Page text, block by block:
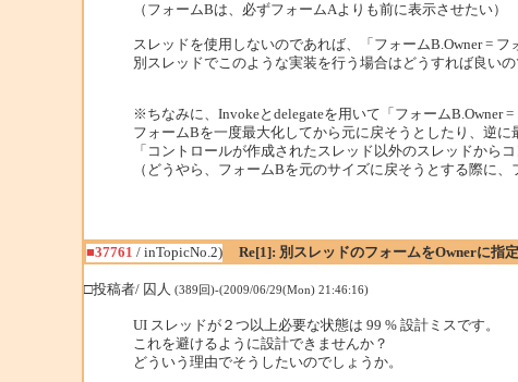
（フォームBは、必ずフォームAよりも前に表示させたい）
スレッドを使用しないのであれば、「フォームB.Owner = フ
別スレッドでこのような実装を行う場合はどうすれば良いの
※ちなみに、Invokeとdelegateを用いて「フォームB.Owner
フォームBを一度最大化してから元に戻そうとしたり、逆
「コントロールが作成されたスレッド以外のスレッドから
（どうやら、フォームBを元のサイズに戻そうとする際に
■37761 / inTopicNo.2)
Re[1]: 別スレッドのフォームをOwnerに指
□投稿者/ 囚人 (389回)-(2009/06/29(Mon) 21:46:16)
UI スレッドが２つ以上必要な状態は 99 % 設計ミスです。
これを避けるように設計できませんか？
どういう理由でそうしたいのでしょうか。